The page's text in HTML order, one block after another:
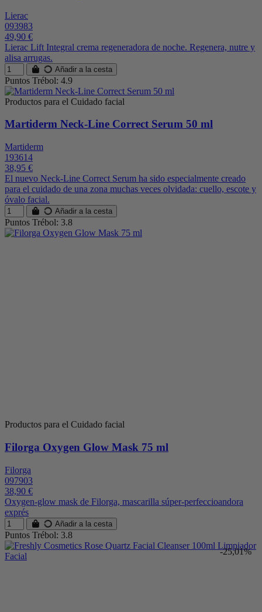
Lierac
093983
49,90 €
Lierac Lift Integral crema regeneradora de noche. Regenera, nutre y
alisa arrugas.
Añadir a la cesta
Puntos Trébol: 4.9
Productos para el Cuidado facial
Martiderm Neck-Line Correct Serum 50 ml
Martiderm
193614
38,95 €
El nuevo Neck-Line Correct Serum ha sido especialmente creado
para el cuidado de una zona muchas veces olvidada: cuello, escote y
óvalo facial.
Añadir a la cesta
Puntos Trébol: 3.8
Productos para el Cuidado facial
Filorga Oxygen Glow Mask 75 ml
Filorga
097903
38,90 €
Oxygen-glow mask de Filorga, mascarilla súper-perfeccioandora
exprés
Añadir a la cesta
Puntos Trébol: 3.8
-25,01%